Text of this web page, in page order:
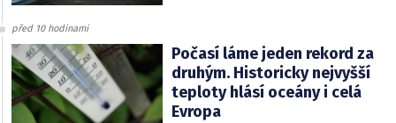
před 10 hodinami
Počasí láme jeden rekord za
druhým. Historicky nejvyšší
teploty hlásí oceány i celá
Evropa